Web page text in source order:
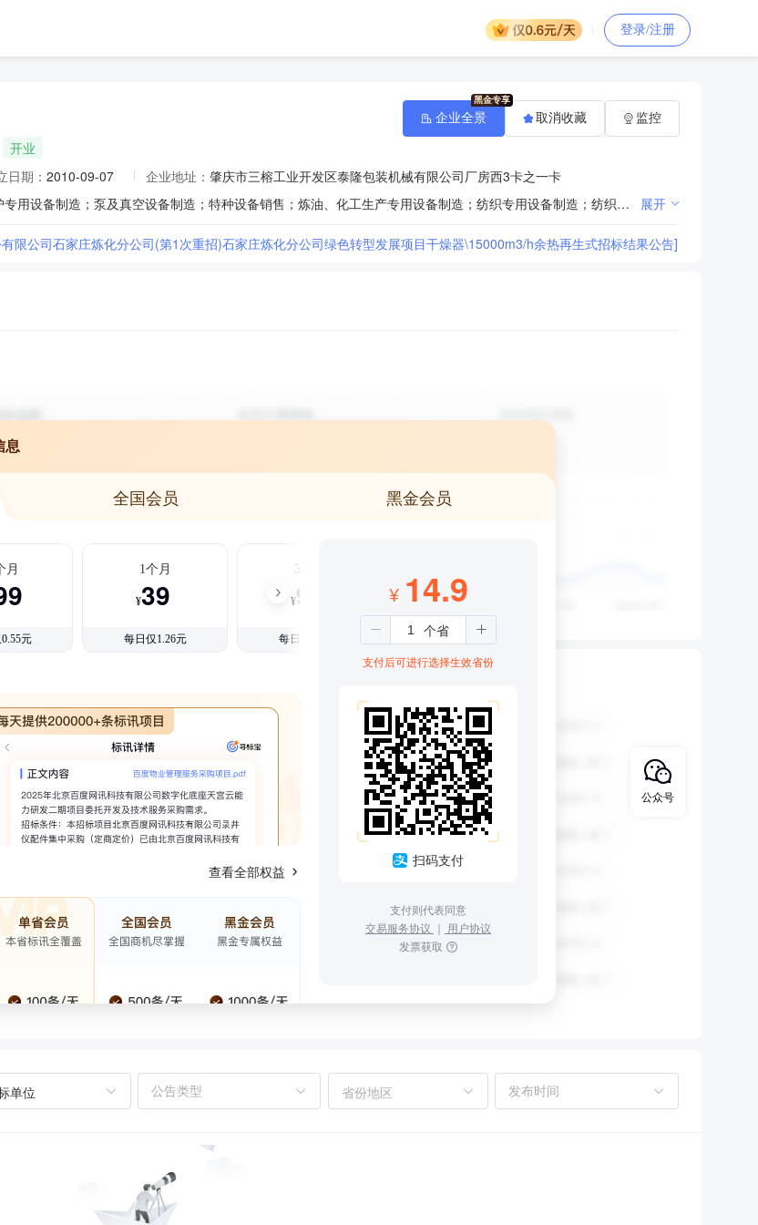
登录/注册
开业
日期： 2010-09-07 企业地址： 肇庆市三榕工业开发区泰隆包装机械有限公司厂房西3卡之一卡
气体、液体分离及纯净设备制造；环境保护专用设备制造；泵及真空设备制造；特种设备销售；炼油、化工生产专用设备制造；纺织专用设备制造；纺织专用设备销售；仪器仪表制造；供应用仪器仪表销售；气体压缩机械销售；通用设备制造(不含特种设备制造)；特种设备制造；特种设备安装改造修理。(依法须经批准的项目，经相关部门批准后方可开展经营活动) 展开
限公司石家庄炼化分公司(第1次重招)石家庄炼化分公司绿色转型发展项目干燥器\15000m3/h余热再生式招标结果公告]
企业全景 取消收藏 监控
息
全国会员 黑金会员
月
元
1个月
¥39
每日仅1.26元
3个月
¥99
每日仅1.08元
查看全部权益
¥ 14.9
支付后可进行选择生效省份
扫码支付
支付则代表同意
交易服务协议 ｜ 用户协议
发票获取
单位 省份地区
公众号